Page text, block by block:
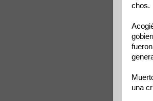
chos.
una